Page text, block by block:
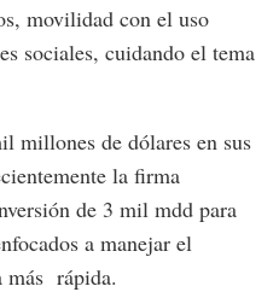
movilidad con el uso
sociales, cuidando el tema
millones de dólares en sus
la firma
de 3 mil mdd para
a manejar el
más rápida.